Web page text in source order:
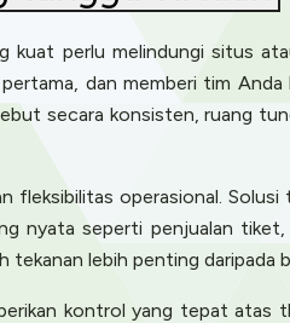
kuat perlu melindungi situs
dan memberi tim
secara konsisten, ruang
fleksibilitas operasional. Solusi
nyata seperti penjualan tiket,
lebih penting daripada
kontrol yang tepat atas